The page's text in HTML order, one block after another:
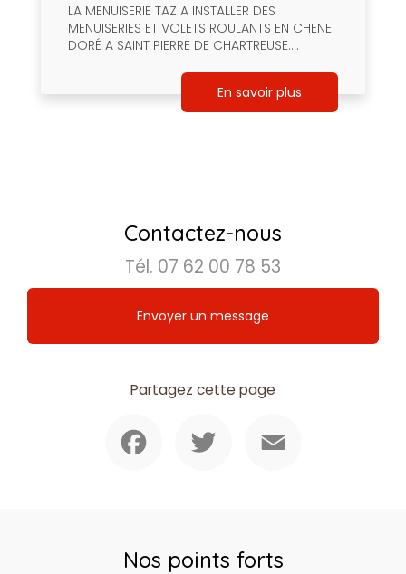
LA MENUISERIE TAZ A INSTALLER DES
MENUISERIES ET VOLETS ROULANTS EN CHENE
DORÉ A SAINT PIERRE DE CHARTREUSE....
En savoir plus
Contactez-nous
Tél. 07 62 00 78 53
Envoyer un message
Partagez cette page
Nos points forts